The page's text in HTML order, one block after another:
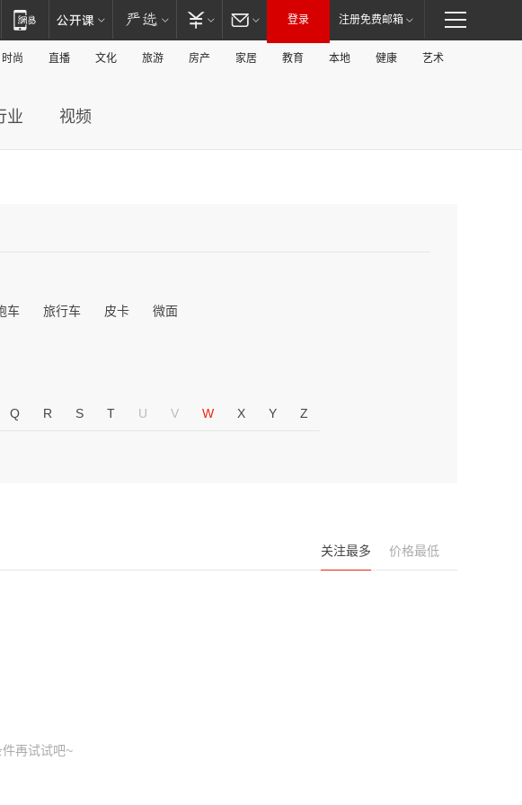
登录 注册免费邮箱
时尚 直播 文化 旅游 房产 家居 教育 本地 健康 艺术
业 视频
车 旅行车 皮卡 微面
Q R S T U V W X Y Z
关注最多 价格最低
再试试吧~